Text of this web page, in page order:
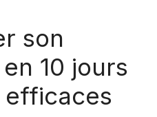
son
10 jours
efficaces